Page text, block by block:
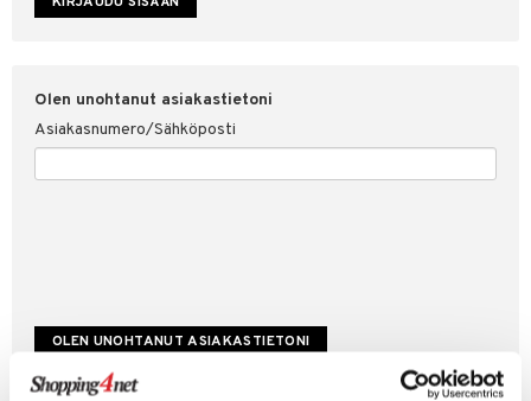
Olen unohtanut asiakastietoni
Asiakasnumero/Sähköposti